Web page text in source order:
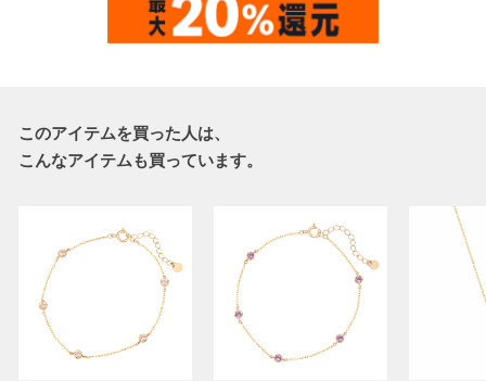
このアイテムを買った人は、
こんなアイテムも買っています。